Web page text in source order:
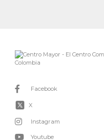
Facebook
X
Instagram
Youtube